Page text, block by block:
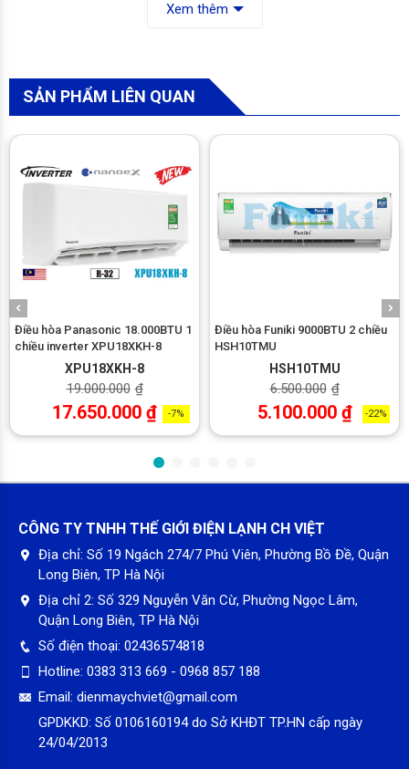
Cho đến nay không có bất kỳ hãng điều hòa nào trên thị
trường có thể so sánh được với Panasonic về thiết kế. Dàn
tế, mềm mại cùng màu trắng làm tôn vinh vẻ đẹp căn phòng
của Bạn từ mọi góc nhìn.
Với công suất 12.000BTU, Panasonic N12ZVKH-8 lựa chọn
lắp đặt cho căn phòng dưới 20m2: Phòng ngủ, phòng đọc
sách, làm việc…
Tiêu chí làm lạnh nhanh là yếu tố then chốt yêu cầu của bất kỳ
sản phẩm hãng điều hòa nào. Thế mạnh của Panasonic mang
đến cho người tiêu dùng cảm giác sảng khoái mát lạnh tức thì
ngay khi bật máy.
Xem thêm
SẢN PHẨM LIÊN QUAN
Điều hòa Panasonic 18.000BTU 1
chiều inverter XPU18XKH-8
XPU18XKH-8
19.000.000 ₫
17.650.000 ₫ -7%
Điều hòa Funiki 9000BTU 2 chiều
HSH10TMU
HSH10TMU
6.500.000 ₫
5.100.000 ₫ -22%
CÔNG TY TNHH THẾ GIỚI ĐIỆN LẠNH CH VIỆT
Địa chỉ: Số 19 Ngách 274/7 Phú Viên, Phường Bồ Đề, Quận
Long Biên, TP Hà Nội
Địa chỉ 2: Số 329 Nguyễn Văn Cừ, Phường Ngọc Lâm,
Quận Long Biên, TP Hà Nội
Số điện thoại: 02436574818
Hotline: 0383 313 669 - 0968 857 188
Email: dienmaychviet@gmail.com
GPDKKD: Số 0106160194 do Sở KHĐT TP.HN cấp ngày
24/04/2013